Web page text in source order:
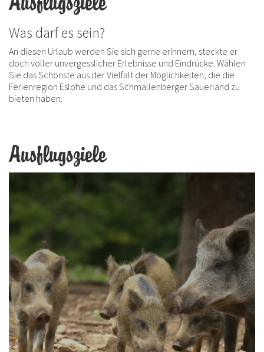
Was darf es sein?
An diesen Urlaub werden Sie sich gerne erinnern, steckte er
doch voller unvergesslicher Erlebnisse und Eindrücke. Wählen
Sie das Schönste aus der Vielfalt der Möglichkeiten, die die
Ferienregion Eslohe und das Schmallenberger Sauerland zu
bieten haben.
Ausflugsziele